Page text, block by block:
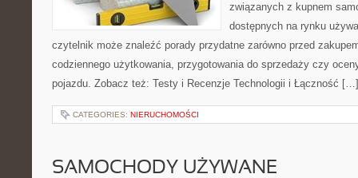
związanych z kupnem
dostępnych na rynku
czytelnik może znaleźć porady przydatne zarówno przed
codziennego użytkowania, przygotowania do sprzedaży czy
pojazdu. Zobacz też: Testy i Recenzje Technologii i Łączność […]
CATEGORIES: NIERUCHOMOŚCI
SAMOCHODY UŻYWANE